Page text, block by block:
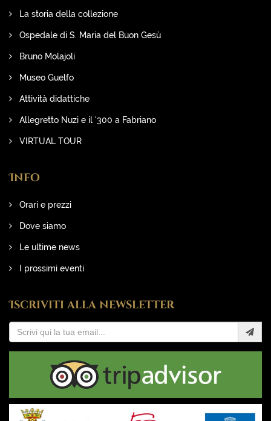
La storia della collezione
Ospedale di S. Maria del Buon Gesù
Bruno Molajoli
Museo Guelfo
Attività didattiche
Allegretto Nuzi e il '300 a Fabriano
VIRTUAL TOUR
Info
Orari e prezzi
Dove siamo
Le ultime news
I prossimi eventi
Iscriviti alla newsletter